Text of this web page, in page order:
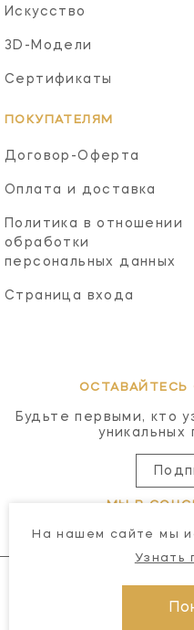
Искусство
3D-Модели
Сертификаты
ПОКУПАТЕЛЯМ
Договор-Оферта
Оплата и доставка
Политика в отношении
обработки
персональных данных
Страница входа
ОСТАВАЙТЕСЬ
Будьте первыми, кто
уникальных
МЫ В
На нашем сайте мы
Узнать